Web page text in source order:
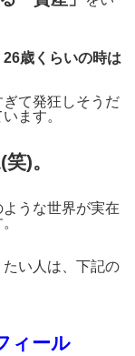
26歳くらいの時は
て発狂しそうだ
ます。
)。
うな世界が実在
い人は、下記の
ィール